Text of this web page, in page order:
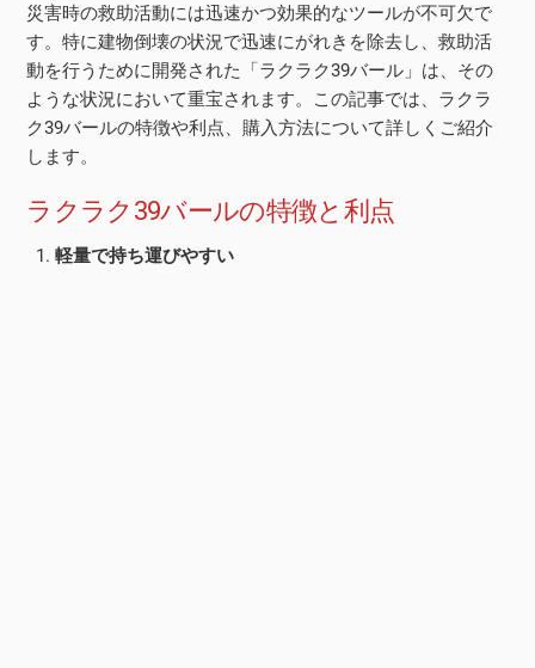
災害時の救助活動には迅速かつ効果的なツールが不可欠で
す。特に建物倒壊の状況で迅速にがれきを除去し、救助活
動を行うために開発された「ラクラク39バール」は、その
ような状況において重宝されます。この記事では、ラクラ
ク39バールの特徴や利点、購入方法について詳しくご紹介
します。
ラクラク39バールの特徴と利点
軽量で持ち運びやすい